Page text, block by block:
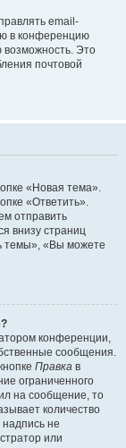
email-
в конференцию
возможность. Это
почтовой
«Новая тема».
«Ответить».
отправить
внизу страниц
темы», «Вы можете
конференции,
сообщения.
Правка в
ограниченного
на сообщение, то
количество
не
или